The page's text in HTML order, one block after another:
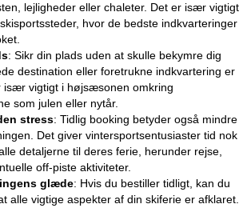
, lejligheder eller chaleter. Det er især vigtigt
hvor de bedste indkvarteringer
: Sikr din plads uden at skulle bekymre dig
destination eller foretrukne indkvartering er
især vigtigt i højsæsonen omkring
som julen eller nytår.
stress: Tidlig booking betyder også mindre
Det giver vintersportsentusiaster tid nok
detaljerne til deres ferie, herunder rejse,
off-piste aktiviteter.
glæde: Hvis du bestiller tidligt, kan du
alle vigtige aspekter af din skiferie er afklaret.